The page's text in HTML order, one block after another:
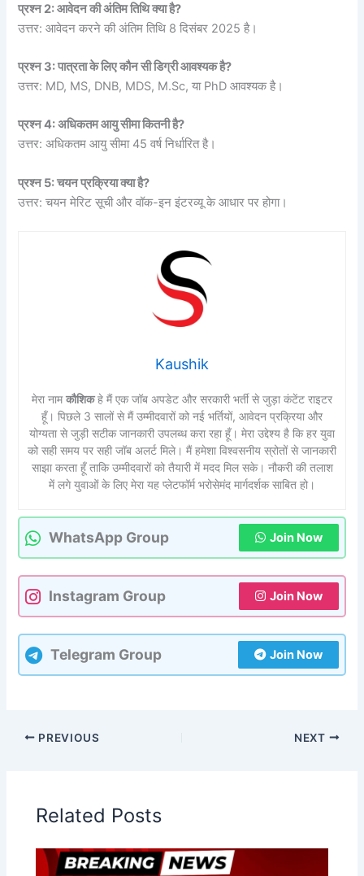
प्रश्न 2: आवेदन की अंतिम तिथि क्या है?
उत्तर: आवेदन करने की अंतिम तिथि 8 दिसंबर 2025 है।
प्रश्न 3: पात्रता के लिए कौन सी डिग्री आवश्यक है?
उत्तर: MD, MS, DNB, MDS, M.Sc, या PhD आवश्यक है।
प्रश्न 4: अधिकतम आयु सीमा कितनी है?
उत्तर: अधिकतम आयु सीमा 45 वर्ष निर्धारित है।
प्रश्न 5: चयन प्रक्रिया क्या है?
उत्तर: चयन मेरिट सूची और वॉक-इन इंटरव्यू के आधार पर होगा।
Kaushik
मेरा नामकौशिकहे मैं एक जॉब अपडेट और सरकारी भर्ती से जुड़ा कंटेंट राइटर
हूँ। पिछले 3 सालों से मैं उम्मीदवारों को नई भर्तियों, आवेदन प्रक्रिया और
योग्यता से जुड़ी सटीक जानकारी उपलब्ध करा रहा हूँ। मेरा उद्देश्य है कि हर युवा
को सही समय पर सही जॉब अलर्ट मिले। मैं हमेशा विश्वसनीय स्रोतों से जानकारी
साझा करता हूँ ताकि उम्मीदवारों को तैयारी में मदद मिल सके। नौकरी की तलाश
में लगे युवाओं के लिए मेरा यह प्लेटफॉर्म भरोसेमंद मार्गदर्शक साबित हो।
WhatsApp Group Join Now
Instagram Group Join Now
Telegram Group Join Now
PREVIOUS NEXT
Related Posts